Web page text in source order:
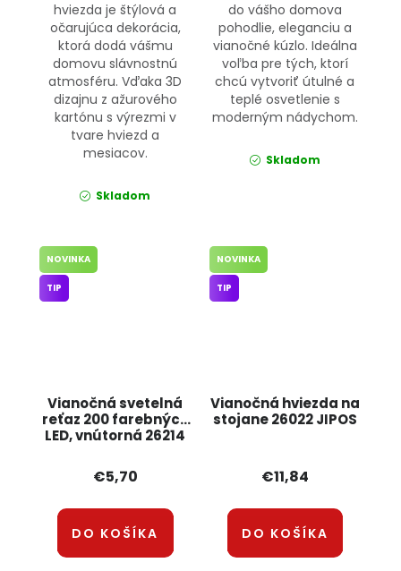
hviezda je štýlová a
očarujúca dekorácia,
ktorá dodá vášmu
domovu slávnostnú
atmosféru. Vďaka 3D
dizajnu z ažurového
kartónu s výrezmi v
tvare hviezd a
mesiacov.
Skladom
do vášho domova
pohodlie, eleganciu a
vianočné kúzlo. Ideálna
voľba pre tých, ktorí
chcú vytvoriť útulné a
teplé osvetlenie s
moderným nádychom.
Skladom
Vianočná svetelná
reťaz 200 farebných
LED, vnútorná 26214
NOVINKA
TIP
€5,70
DO KOŠÍKA
Vianočná hviezda na
stojane 26022 JIPOS
NOVINKA
TIP
€11,84
DO KOŠÍKA